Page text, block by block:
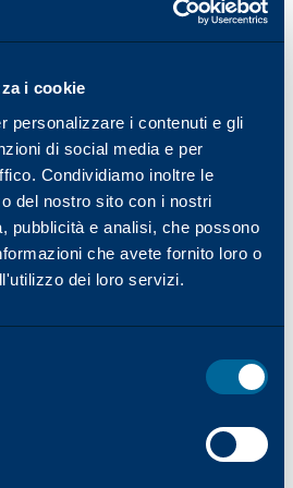
i cookie
personalizzare i contenuti e gli
di social media e per
Condividiamo inoltre le
del nostro sito con i nostri
pubblicità e analisi, che possono
che avete fornito loro o
dei loro servizi.
NELLA PRODUZIONE DI
per
versatili per la stampa digitale
modulari a getto d'inchiostro